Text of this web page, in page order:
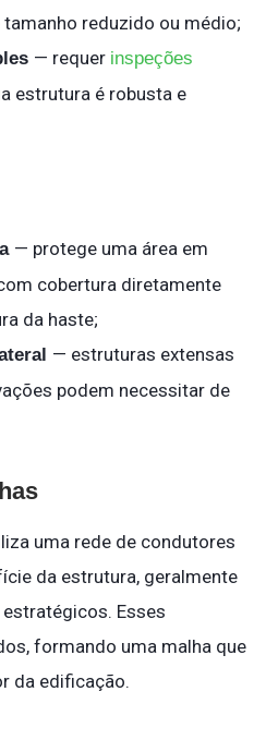
reduzido ou médio;
— requer inspeções
estrutura é robusta e
— protege uma área em
cobertura diretamente
da haste;
— estruturas extensas
podem necessitar de
uma rede de condutores
da estrutura, geralmente
Esses
formando uma malha que
da edificação.